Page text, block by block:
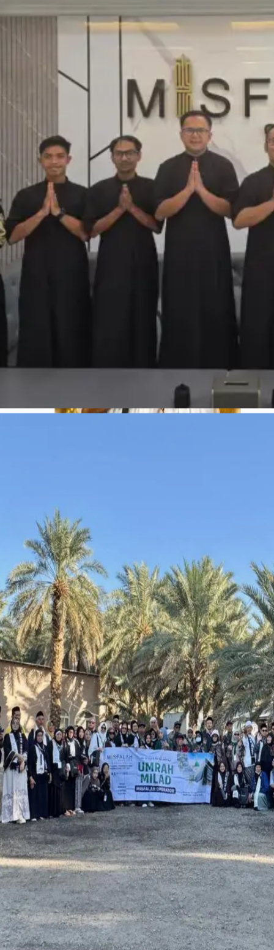
Padahal Panggilan Itu Bisa Datang Kapan Saja
Sering kali kita berkata ‘nanti saja ketika sudah benar-benar siap’.
Namun perjalanan ke Baitullah bukan hanya soal kesiapan kita,
tetapi juga tentang panggilan dari Allah. Kesempatan itu sangat
berharga, dan tak selalu datang dua kali.
Tenangkan Rasa, Mantapkan Asa
NYAMAN
Saatnya Umroh dan Haji di Usia Muda.
Bersama Misfalah Operator, perjalanan Umroh Anda dipersiapkan
dengan sistem yang tertata dan pelayanan yang terpercaya. Kami
memahami bahwa ini bukan sekadar perjalanan, melainkan
panggilan jiwa menuju Baitullah.
+
14
Tahun
Berpengalaman sejak 2012